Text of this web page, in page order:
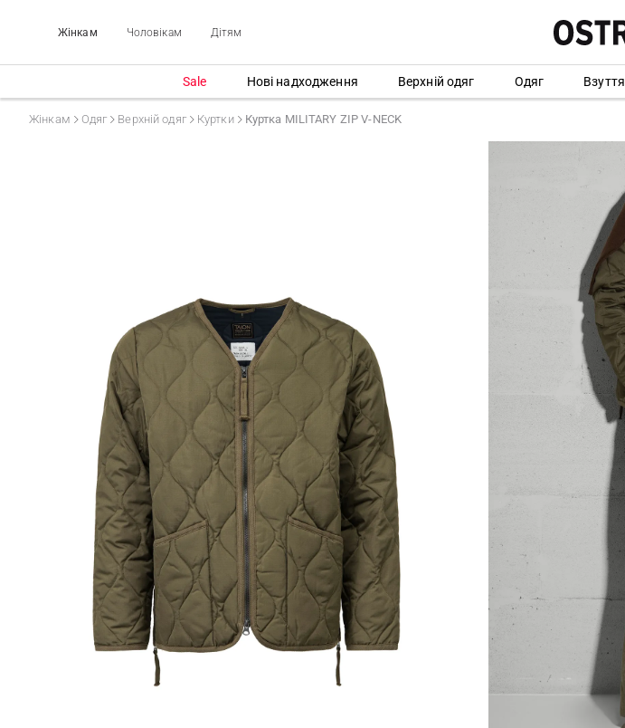
Жінкам Чоловікам Дітям
Sale Нові надходження Верхній одяг Одяг Взуття
Жінкам Одяг Верхній одяг Куртки Куртка MILITARY ZIP V-NECK